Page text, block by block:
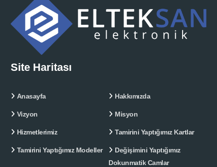
Site Haritası
Anasayfa Hakkımızda
Vizyon Misyon
Hizmetlerimiz Tamirini Yaptığımız Kartlar
Tamirini Yaptığımız Modeller
Değişimini Yaptığımız
Dokunmatik Camlar